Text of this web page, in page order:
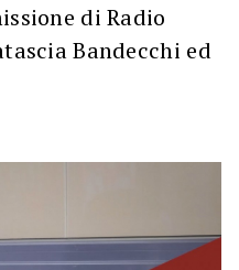
di Radio
Bandecchi ed